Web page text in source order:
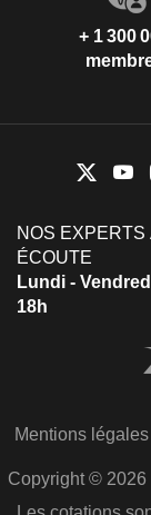
+ 1 300
NOS EXPERTS
ÉCOUTE
Lundi -
18h
Mentions légales
Copyright © 2026